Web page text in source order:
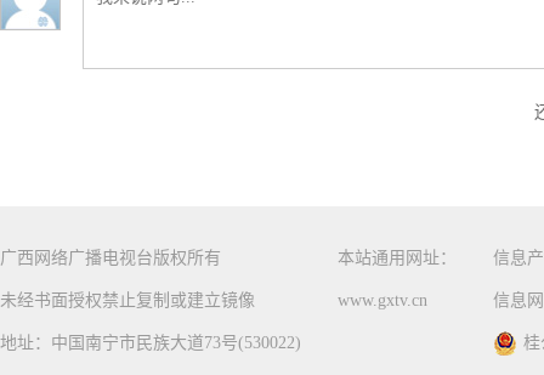
广西网络广播电视台版权所有
未经书面授权禁止复制或建立镜像
地址：中国南宁市民族大道73号(530022)
本站通用网址：
www.gxtv.cn
信息
信息
桂